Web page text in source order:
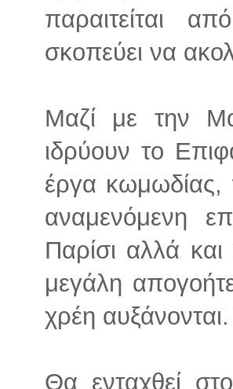
παραιτείται
σκοπεύει να
Μαζί με την
ιδρύουν το
έργα κωμωδίας,
αναμενόμενη
Παρίσι αλλά
μεγάλη
χρέη
Θα ενταχθεί